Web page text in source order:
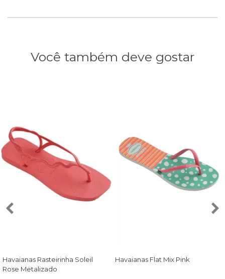
Você também deve gostar
Havaianas Rasteirinha Soleil
Rose Metalizado
Havaianas Flat Mix Pink